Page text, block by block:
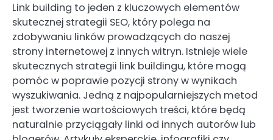
Link building to jeden z kluczowych elementów
skutecznej strategii SEO, który polega na
zdobywaniu linków prowadzących do naszej
strony internetowej z innych witryn. Istnieje wiele
skutecznych strategii link buildingu, które mogą
pomóc w poprawie pozycji strony w wynikach
wyszukiwania. Jedną z najpopularniejszych metod
jest tworzenie wartościowych treści, które będą
naturalnie przyciągały linki od innych autorów lub